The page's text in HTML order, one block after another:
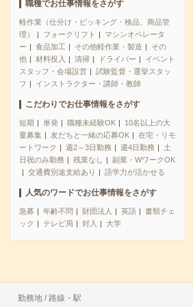
職種でお仕事情報をさがす
軽作業（仕分け・ピッキング・検品、商品管
理）
フォークリフト
マシンオペレータ
ー
食品加工 その他軽作業・製造
その
他
材料投入 清掃 ドライバー
イベント
スタッフ・会場設営
試験監督・選挙スタッ
フ
インストラクター・講師・教師
こだわりでお仕事情報をさがす
短期 単発 職種未経験OK
10名以上の大
量募集
友だちと一緒の応募OK
在宅・リモ
ートワーク
週2～3日勤務 週4日勤務
土
日祝のみ勤務
残業なし
副業・WワークOK
交通費別途支給あり
語学力が活かせる
人気のワードでお仕事情報をさがす
急募 年齢不問 財団法人 英語
書類チェ
ック
テレビ局 封入 大学
勤務地 / 路線・駅